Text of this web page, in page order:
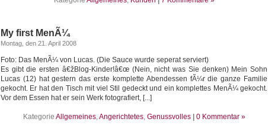
My first MenÃ¼
Montag, den 21. April 2008
Foto: Das MenÃ¼ von Lucas. (Die Sauce wurde seperat serviert)
Es gibt die ersten â€žBlog-Kinder!â€œ (Nein, nicht was Sie denken) Mein Sohn
Lucas (12) hat gestern das erste komplette Abendessen fÃ¼r die ganze Familie
gekocht. Er hat den Tisch mit viel Stil gedeckt und ein komplettes MenÃ¼ gekocht.
Vor dem Essen hat er sein Werk fotografiert, [...]
Kategorie Allgemeines,Angerichtetes, Genussvolles 0 Kommentar »